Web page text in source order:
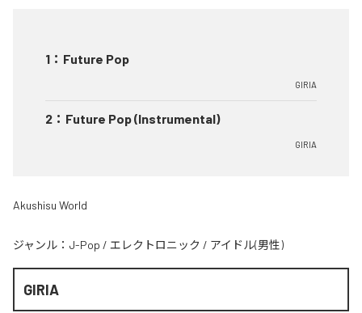
1 ： Future Pop
GIRIA
2 ： Future Pop (Instrumental)
GIRIA
Akushisu World
ジャンル： J-Pop / エレクトロニック / アイドル(男性)
GIRIA